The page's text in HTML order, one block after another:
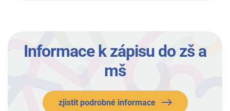
Informace k zápisu do zš a
mš
zjistit podrobné informace